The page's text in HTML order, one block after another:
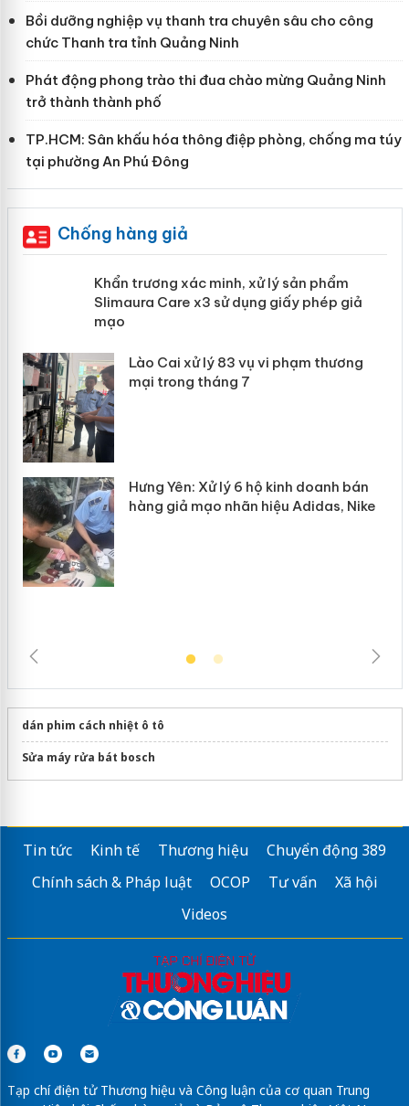
Bồi dưỡng nghiệp vụ thanh tra chuyên sâu cho công
chức Thanh tra tỉnh Quảng Ninh
Phát động phong trào thi đua chào mừng Quảng Ninh
trở thành thành phố
TP.HCM: Sân khấu hóa thông điệp phòng, chống ma túy
tại phường An Phú Đông
Chống hàng giả
Khẩn trương xác minh, xử lý sản phẩm
Slimaura Care x3 sử dụng giấy phép
dán phim cách nhiệt ô tô
Sửa máy rửa bát bosch
Tin tức Kinh tế Thương hiệu
Chuyển động 389
Chính sách & Pháp luật
OCOP Tư vấn
Xã hội
Videos
Tạp chí điện tử Thương hiệu và Công luận của cơ quan Trung